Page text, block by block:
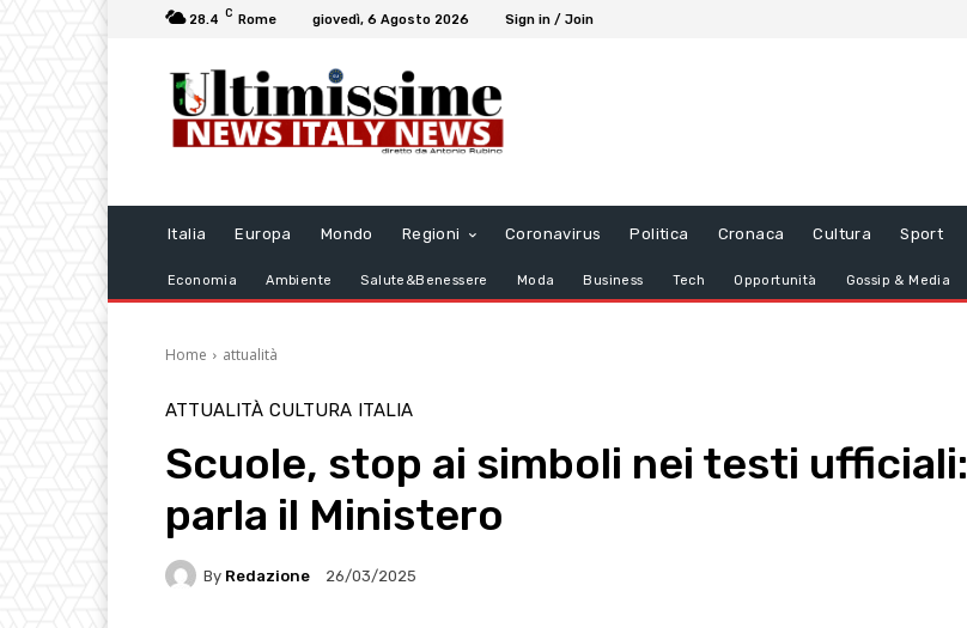
28.4 C Rome giovedì, 6 Agosto 2026 Sign in / Join
Italia Europa Mondo Regioni Coronavirus Politica Cronaca Cultura Sport
Economia Ambiente Salute&Benessere Moda Business Tech Opportunità Gossip & Media
Home attualità
ATTUALITÀ CULTURA ITALIA
Scuole, stop ai simboli nei testi ufficiali:
parla il Ministero
By Redazione 26/03/2025